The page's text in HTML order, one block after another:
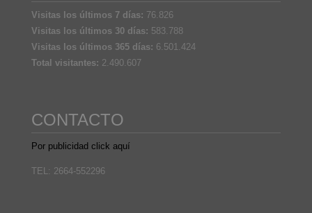
Visitas los últimos 7 días: 76.826
Visitas los últimos 30 días: 583.788
Visitas los últimos 365 días: 6.501.424
Total visitantes: 2.490.607
CONTACTO
Por publicidad click aquí
TEL: 2664-552296